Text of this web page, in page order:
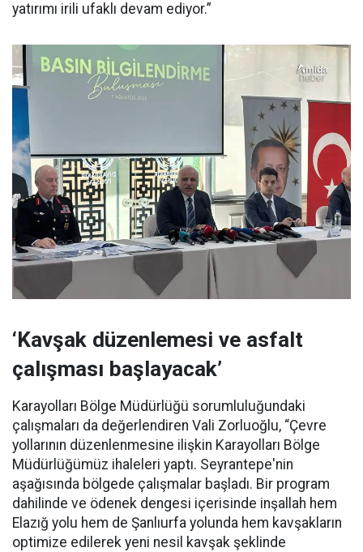
yatırımı irili ufaklı devam ediyor.”
‘Kavşak düzenlemesi ve asfalt
çalışması başlayacak’
Karayolları Bölge Müdürlüğü sorumluluğundaki
çalışmaları da değerlendiren Vali Zorluoğlu, “Çevre
yollarının düzenlenmesine ilişkin Karayolları Bölge
Müdürlüğümüz ihaleleri yaptı. Seyrantepe'nin
aşağısında bölgede çalışmalar başladı. Bir program
dahilinde ve ödenek dengesi içerisinde inşallah hem
Elazığ yolu hem de Şanlıurfa yolunda hem kavşakların
optimize edilerek yeni nesil kavşak şeklinde